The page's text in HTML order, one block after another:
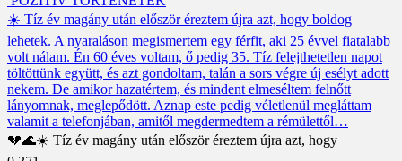
☀️ Tíz év magány után először éreztem újra azt, hogy boldog
lehetek. A nyaraláson megismertem egy férfit, aki 25 évvel fiatalabb
volt nálam. Én 60 éves voltam, ő pedig 35. Tíz felejthetetlen napot
töltöttünk együtt, és azt gondoltam, talán a sors végre új esélyt adott
nekem. De amikor hazatértem, és mindent elmeséltem felnőtt
lányomnak, meglepődött. Aznap este pedig véletlenül megláttam
valamit a telefonjában, amitől megdermedtem a rémülettől…
💔🌊☀️ Tíz év magány után először éreztem újra azt, hogy